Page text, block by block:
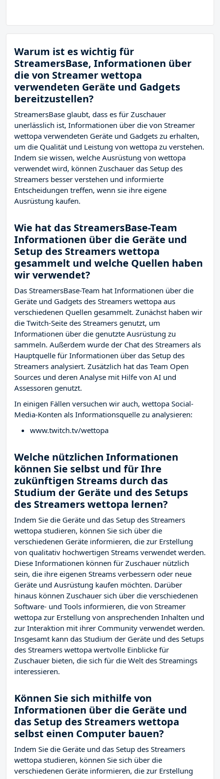
Warum ist es wichtig für
StreamersBase, Informationen über
die von Streamer wettopa
verwendeten Geräte und Gadgets
bereitzustellen?
StreamersBase glaubt, dass es für Zuschauer
unerlässlich ist, Informationen über die von Streamer
wettopa verwendeten Geräte und Gadgets zu erhalten,
um die Qualität und Leistung von wettopa zu verstehen.
Indem sie wissen, welche Ausrüstung von wettopa
verwendet wird, können Zuschauer das Setup des
Streamers besser verstehen und informierte
Entscheidungen treffen, wenn sie ihre eigene
Ausrüstung kaufen.
Wie hat das StreamersBase-Team
Informationen über die Geräte und
Setup des Streamers wettopa
gesammelt und welche Quellen haben
wir verwendet?
Das StreamersBase-Team hat Informationen über die
Geräte und Gadgets des Streamers wettopa aus
verschiedenen Quellen gesammelt. Zunächst haben wir
die Twitch-Seite des Streamers genutzt, um
Informationen über die genutzte Ausrüstung zu
sammeln. Außerdem wurde der Chat des Streamers als
Hauptquelle für Informationen über das Setup des
Streamers analysiert. Zusätzlich hat das Team Open
Sources und deren Analyse mit Hilfe von AI und
Assessoren genutzt.
In einigen Fällen versuchen wir auch, wettopa Social-
Media-Konten als Informationsquelle zu analysieren:
www.twitch.tv/wettopa
Welche nützlichen Informationen
können Sie selbst und für Ihre
zukünftigen Streams durch das
Studium der Geräte und des Setups
des Streamers wettopa lernen?
Indem Sie die Geräte und das Setup des Streamers
wettopa studieren, können Sie sich über die
verschiedenen Geräte informieren, die zur Erstellung
von qualitativ hochwertigen Streams verwendet werden.
Diese Informationen können für Zuschauer nützlich
sein, die ihre eigenen Streams verbessern oder neue
Geräte und Ausrüstung kaufen möchten. Darüber
hinaus können Zuschauer sich über die verschiedenen
Software- und Tools informieren, die von Streamer
wettopa zur Erstellung von ansprechenden Inhalten und
zur Interaktion mit ihrer Community verwendet werden.
Insgesamt kann das Studium der Geräte und des Setups
des Streamers wettopa wertvolle Einblicke für
Zuschauer bieten, die sich für die Welt des Streamings
interessieren.
Können Sie sich mithilfe von
Informationen über die Geräte und
das Setup des Streamers wettopa
selbst einen Computer bauen?
Indem Sie die Geräte und das Setup des Streamers
wettopa studieren, können Sie sich über die
verschiedenen Geräte informieren, die zur Erstellung